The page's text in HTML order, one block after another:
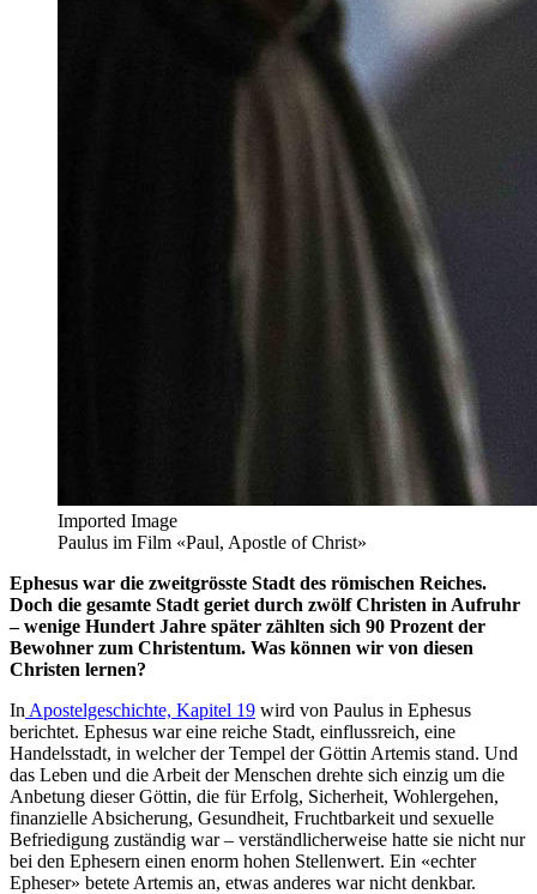
Imported Image
Paulus im Film «Paul, Apostle of Christ»
Ephesus war die zweitgrösste Stadt des römischen Reiches.
Doch die gesamte Stadt geriet durch zwölf Christen in Aufruhr
– wenige Hundert Jahre später zählten sich 90 Prozent der
Bewohner zum Christentum. Was können wir von diesen
Christen lernen?
In Apostelgeschichte, Kapitel 19 wird von Paulus in Ephesus
berichtet. Ephesus war eine reiche Stadt, einflussreich, eine
Handelsstadt, in welcher der Tempel der Göttin Artemis stand. Und
das Leben und die Arbeit der Menschen drehte sich einzig um die
Anbetung dieser Göttin, die für Erfolg, Sicherheit, Wohlergehen,
finanzielle Absicherung, Gesundheit, Fruchtbarkeit und sexuelle
Befriedigung zuständig war – verständlicherweise hatte sie nicht nur
bei den Ephesern einen enorm hohen Stellenwert. Ein «echter
Epheser» betete Artemis an, etwas anderes war nicht denkbar.